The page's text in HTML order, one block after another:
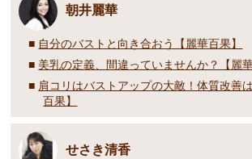
朝井麗華
自分のバストと向き合おう【麗華百果】
美乳の定義、間違っていませんか？【麗華
肩コリはバストアップの大敵！体質改善
百果】
せさき清香